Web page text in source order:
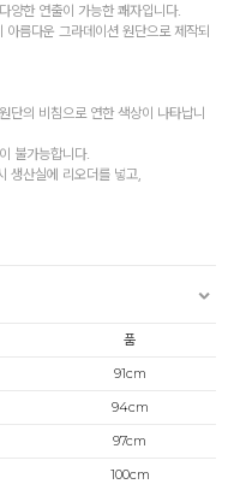
양한 연출이 가능한 쾌자입니다.
름다운 그라데이션 원단으로 제작되
단의 비침으로 연한 색상이 나타납니
불가능합니다.
생산실에 리오더를 넣고,
품
91cm
94cm
97cm
100cm